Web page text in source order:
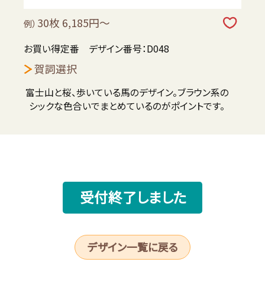
例） 30枚 6,185円～
お買い得定番 デザイン番号：D048
賀詞選択
富士山と桜、歩いている馬のデザイン。ブラウン系の
シックな色合いでまとめているのがポイントです。
受付終了しました
デザイン一覧に戻る